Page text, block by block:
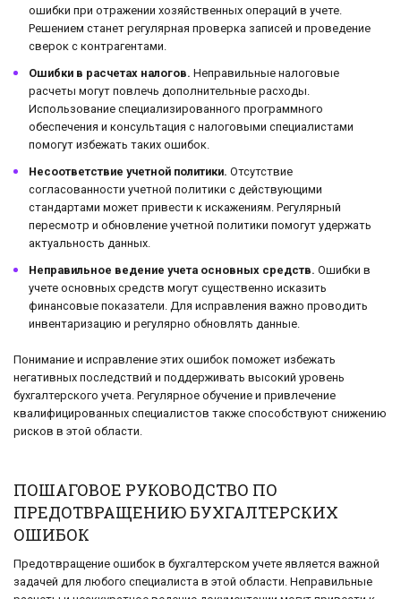
ошибки при отражении хозяйственных операций в учете.
Решением станет регулярная проверка записей и проведение
сверок с контрагентами.
Ошибки в расчетах налогов. Неправильные налоговые
расчеты могут повлечь дополнительные расходы.
Использование специализированного программного
обеспечения и консультация с налоговыми специалистами
помогут избежать таких ошибок.
Несоответствие учетной политики. Отсутствие
согласованности учетной политики с действующими
стандартами может привести к искажениям. Регулярный
пересмотр и обновление учетной политики помогут удержать
актуальность данных.
Неправильное ведение учета основных средств. Ошибки в
учете основных средств могут существенно исказить
финансовые показатели. Для исправления важно проводить
инвентаризацию и регулярно обновлять данные.
Понимание и исправление этих ошибок поможет избежать
негативных последствий и поддерживать высокий уровень
бухгалтерского учета. Регулярное обучение и привлечение
квалифицированных специалистов также способствуют снижению
рисков в этой области.
ПОШАГОВОЕ РУКОВОДСТВО ПО
ПРЕДОТВРАЩЕНИЮ БУХГАЛТЕРСКИХ
ОШИБОК
Предотвращение ошибок в бухгалтерском учете является важной
задачей для любого специалиста в этой области. Неправильные